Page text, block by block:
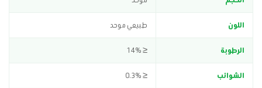
اللون طبيعي موحد
الرطوبة ≤ 14%
الشوائب ≤ 0.3%